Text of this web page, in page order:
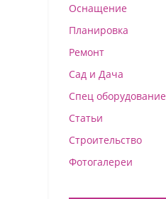
Оснащение
Планировка
Ремонт
Сад и Дача
Спец оборудование
Статьи
Строительство
Фотогалереи